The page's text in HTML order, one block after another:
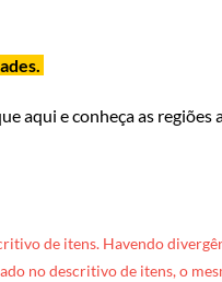
aqui e conheça as regiões
de itens. Havendo
no descritivo de itens, o